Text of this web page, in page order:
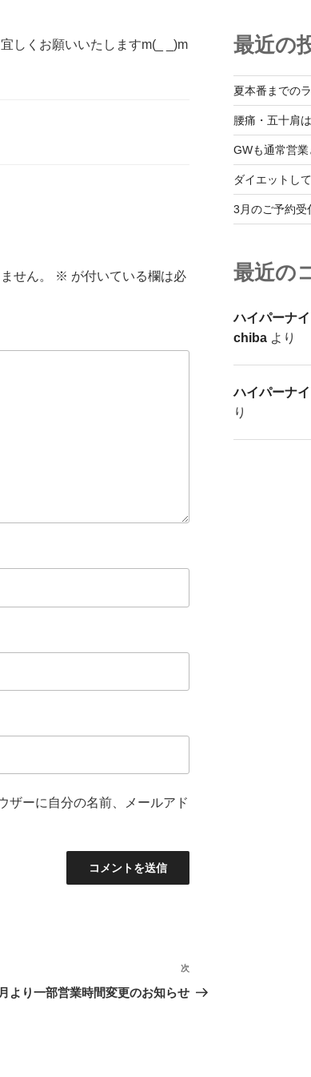
しくお願いいたしますm(_ _)m
せん。 ※ が付いている欄は必
ザーに自分の名前、メールアド
次
の
次
より一部営業時間変更のお知らせ
最近の
夏本番までの
腰痛・五十肩
GWも通常営業
ダイエットし
3月のご予約
最近の
ハイパーナ
chibaより
ハイパーナ
り